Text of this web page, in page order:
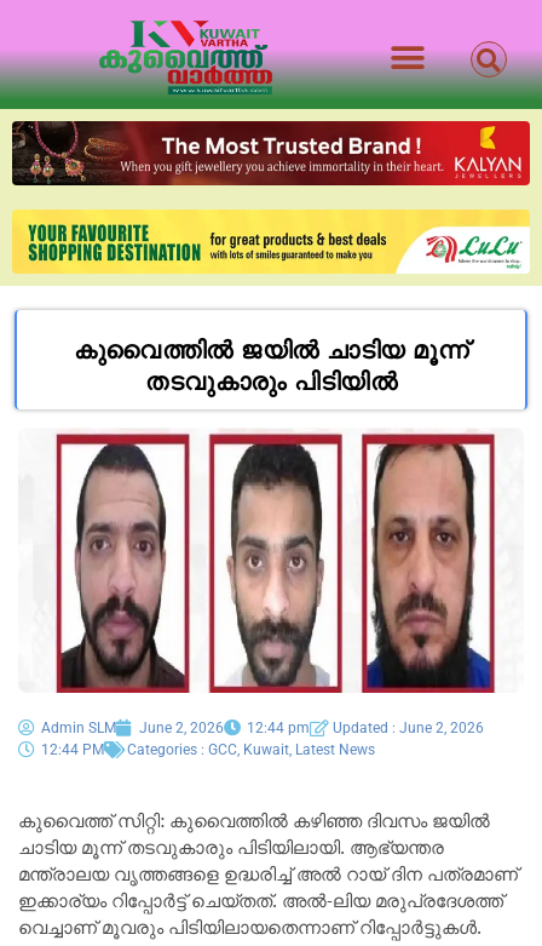
കുവൈത്തിൽ ജയിൽ ചാടിയ മൂന്ന്
തടവുകാരും പിടിയിൽ
Admin SLM June 2, 2026 12:44 pm
Updated : June 2, 2026
12:44 PM
Categories : GCC Kuwait Latest News
കുവൈത്ത് സിറ്റി: കുവൈത്തിൽ കഴിഞ്ഞ ദിവസം ജയിൽ
ചാടിയ മൂന്ന് തടവുകാരും പിടിയിലായി. ആഭ്യന്തര
മന്ത്രാലയ വൃത്തങ്ങളെ ഉദ്ധരിച്ച് അൽ റായ് ദിന പത്രമാണ്
ഇക്കാര്യം റിപ്പോർട്ട് ചെയ്തത്. അൽ-ലിയ മരുപ്രദേശത്ത്
വെച്ചാണ് മൂവരും പിടിയിലായതെന്നാണ് റിപ്പോർട്ടുകൾ.